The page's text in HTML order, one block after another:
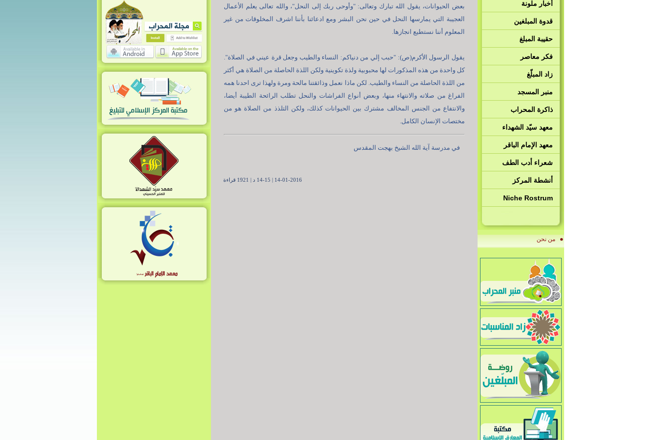
أخبار ملونة
قدوة المبلغين
حقيبة المبلغ
فكر معاصر
زاد المبلّغ
منبر المسجد
ذاكرة المحراب
معهد سيّد الشهداء
معهد الإمام الباقر
شعراء أدب الطف
أنشطة المركز
Niche Rostrum
من نحن
بعض الحيوانات، يقول الله تبارك وتعالى: "وأوحى ربك إلى النحل"، والله تعالى يعلم الأعمال
العجيبة التي يمارسها النحل في حين نحن البشر ومع ادعائنا بأننا اشرف المخلوقات من غير
المعلوم أننا نستطيع انجازها.
يقول الرسول الأكرم(ص): "حبب إلي من دنياكم: النساء والطيب وجعل قرة عيني في الصلاة".
كل واحدة من هذه المذكورات لها محبوبية ولذة تكوينية ولكن اللذة الحاصلة من الصلاة هي أكثر
من اللذة الحاصلة من النساء والطيب. لكن ماذا نعمل وذائقتنا مالحة ومرة ولهذا ترى احدنا همه
الفراغ من صلاته والانتهاء منها، وبعض أنواع الفراشات والنحل تطلب الرائحة الطيبة أيضا،
والانتفاع من الجنس المخالف مشترك بين الحيوانات كذلك، ولكن التلذذ من الصلاة هو من
مختصات الإنسان الكامل.
في مدرسة آية الله الشيخ بهجت المقدس
14-01-2016 | 14-15 د | 1921 قراءة